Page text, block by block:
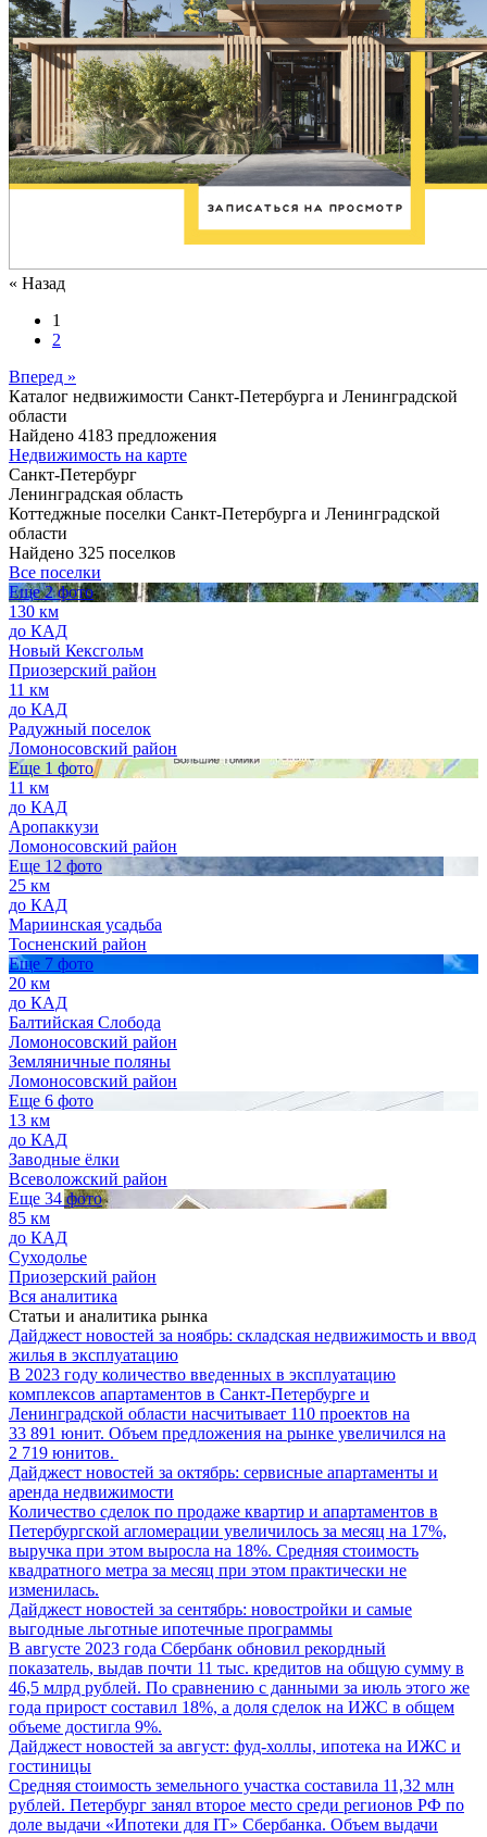
« Назад
1
2
Вперед »
Каталог недвижимости Санкт-Петербурга и Ленинградской
области
Найдено 4183 предложения
Недвижимость на карте
Санкт-Петербург
Ленинградская область
Коттеджные поселки Санкт-Петербурга и Ленинградской
области
Найдено 325 поселков
Все поселки
Еще 2 фото
130 км
до КАД
Новый Кексгольм
Приозерский район
11 км
до КАД
Радужный поселок
Ломоносовский район
Еще 1 фото
11 км
до КАД
Аропаккузи
Ломоносовский район
Еще 12 фото
25 км
до КАД
Мариинская усадьба
Тосненский район
Еще 7 фото
20 км
до КАД
Балтийская Слобода
Ломоносовский район
Земляничные поляны
Ломоносовский район
Еще 6 фото
13 км
до КАД
Заводные ёлки
Всеволожский район
Еще 34 фото
85 км
до КАД
Суходолье
Приозерский район
Вся аналитика
Статьи и аналитика рынка
Дайджест новостей за ноябрь: складская недвижимость и ввод
жилья в эксплуатацию
В 2023 году количество введенных в эксплуатацию
комплексов апартаментов в Санкт-Петербурге и
Ленинградской области насчитывает 110 проектов на
33 891 юнит. Объем предложения на рынке увеличился на
2 719 юнитов.
Дайджест новостей за октябрь: сервисные апартаменты и
аренда недвижимости
Количество сделок по продаже квартир и апартаментов в
Петербургской агломерации увеличилось за месяц на 17%,
выручка при этом выросла на 18%. Средняя стоимость
квадратного метра за месяц при этом практически не
изменилась.
Дайджест новостей за сентябрь: новостройки и самые
выгодные льготные ипотечные программы
В августе 2023 года Сбербанк обновил рекордный
показатель, выдав почти 11 тыс. кредитов на общую сумму в
46,5 млрд рублей. По сравнению с данными за июль этого же
года прирост составил 18%, а доля сделок на ИЖС в общем
объеме достигла 9%.
Дайджест новостей за август: фуд-холлы, ипотека на ИЖС и
гостиницы
Средняя стоимость земельного участка составила 11,32 млн
рублей. Петербург занял второе место среди регионов РФ по
доле выдачи «Ипотеки для IT» Сбербанка. Объем выдачи